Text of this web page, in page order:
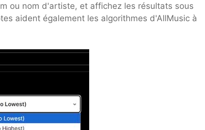
ou nom d'artiste, et affichez les résultats sous
aident également les algorithmes d'AllMusic à